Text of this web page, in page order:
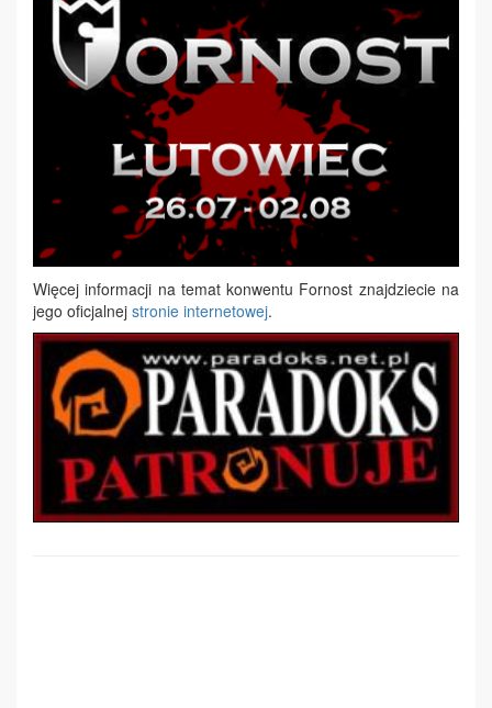
Więcej informacji na temat konwentu Fornost znajdziecie na
jego oficjalnej stronie internetowej.